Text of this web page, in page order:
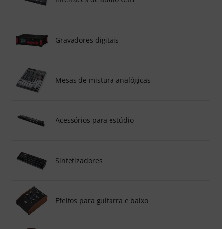
Gravadores digitais
Mesas de mistura analógicas
Acessórios para estúdio
Sintetizadores
Efeitos para guitarra e baixo